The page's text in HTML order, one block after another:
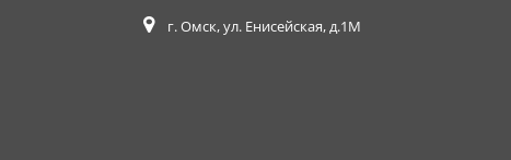
г. Омск, ул. Енисейская, д.1М